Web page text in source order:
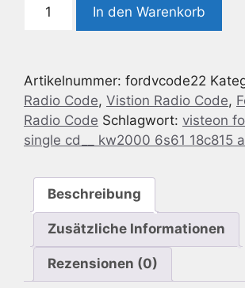
Code
Visteon
Ford
6000
CD
CD
KW2000
18C815-
AF
In den Warenkorb
Artikelnummer: fordvcode22
Radio Code, Vistion Radio Code,
Radio Code Schlagwort: visteon
single cd__ kw2000 6s61 18c815
Beschreibung
Zusätzliche Informationen
Rezensionen (0)